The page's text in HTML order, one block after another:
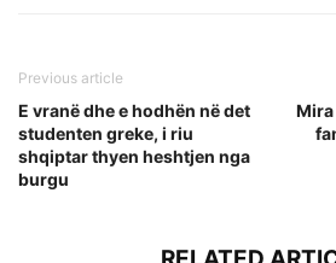
Previous article
E vranë dhe e hodhën në det
studenten greke, i riu
shqiptar thyen heshtjen nga
burgu
Mira